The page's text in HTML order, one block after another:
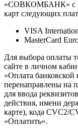
«СОВКОМБАНК» с
карт следующих
VISA
MasterCard
Для выбора оплаты
сайте в личном
«Оплата банковской
перенаправлены
для ввода
действия, имени
карте), кода CVC2/
«Оплатить».